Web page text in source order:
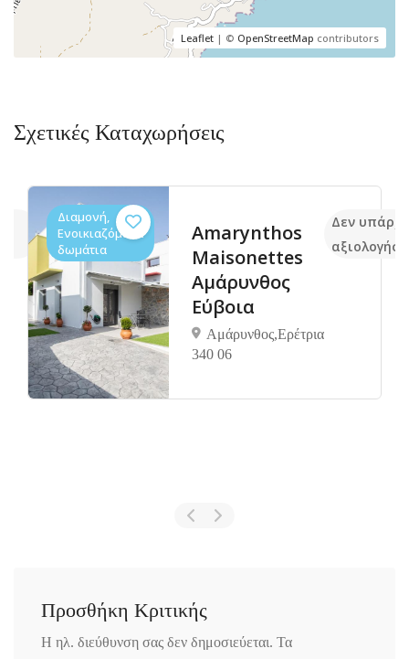
Leaflet | © OpenStreetMap contributors
Σχετικές Καταχωρήσεις
Διαμονή,
Ενοικιαζόμενα
δωμάτια
Amarynthos
Maisonettes
Αμάρυνθος
Εύβοια
Αμάρυνθος,Ερέτρια
340 06
Δεν
Προσθήκη Κριτικής
Η ηλ. διεύθυνση σας δεν δημοσιεύεται. Τα